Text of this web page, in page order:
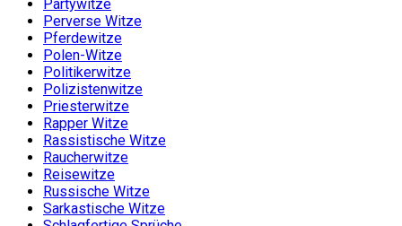
Partywitze
Perverse Witze
Pferdewitze
Polen-Witze
Politikerwitze
Polizistenwitze
Priesterwitze
Rapper Witze
Rassistische Witze
Raucherwitze
Reisewitze
Russische Witze
Sarkastische Witze